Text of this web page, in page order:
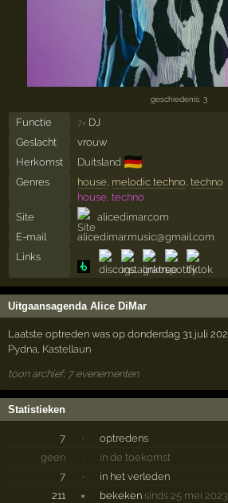
geschiedenis: 3
Functie 7× DJ
Geslacht
vrouw
Herkomst
Duitsland 🇩🇪
Genres house melodic techno, techno
house, techno
Site
alicedimar.com
E-mail
alicedimar.music@gmail.com
Links
Uitgaansagenda Alice DiMar
Laatste optreden was op donderdag 31 juli
Pydna Kastellaun
toon archief, 7 evenementen
Statistieken
7 ·
optredens
geen
·
in de toekomst
7
·
in het verleden
211
× bekeken sinds 25 mei 2023